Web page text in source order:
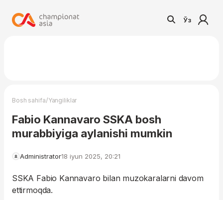
Ўз
Bosh sahifa/Yangiliklar
Fabio Kannavaro SSKA bosh
murabbiyiga aylanishi mumkin
Administrator18 iyun 2025, 20:21
SSKA Fabio Kannavaro bilan muzokaralarni davom
ettirmoqda.